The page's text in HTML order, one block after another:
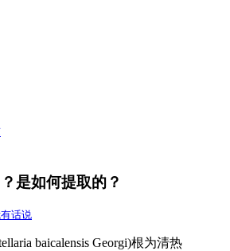
是如何提取的？
话说
baicalensis Georgi)根为清热